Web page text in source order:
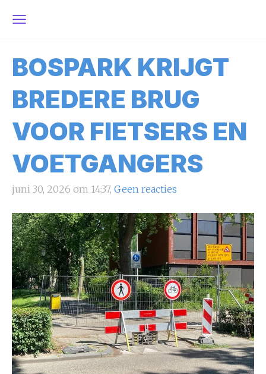
BOSPARK KRIJGT
BREDERE BRUG
VOOR FIETSERS EN
VOETGANGERS
juni 30, 2026 om 14:37, Geen reacties